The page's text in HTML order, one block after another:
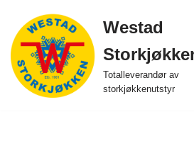
Hopp
til
innholdet
Westad
Totalleverandør av
storkjøkkenutstyr